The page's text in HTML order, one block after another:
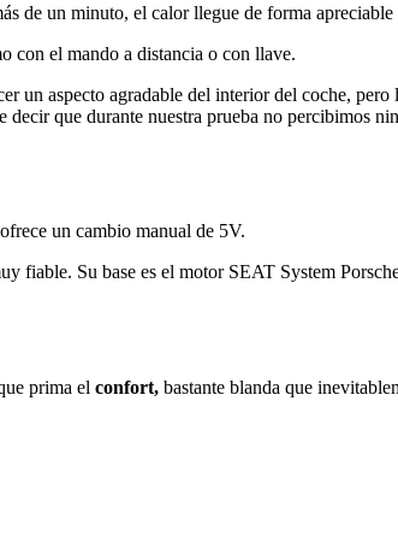
de un minuto, el calor llegue de forma
con el mando a distancia o con llave.
un aspecto agradable del interior del coche,
que durante nuestra prueba no percibimos
un cambio manual de 5V.
Su base es el motor SEAT System
prima el confort, bastante blanda que